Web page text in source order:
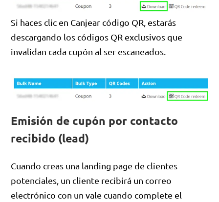
Si haces clic en Canjear código QR, estarás
descargando los códigos QR exclusivos que
invalidan cada cupón al ser escaneados.
Emisión de cupón por contacto
recibido (lead)
Cuando creas una landing page de clientes
potenciales, un cliente recibirá un correo
electrónico con un vale cuando complete el